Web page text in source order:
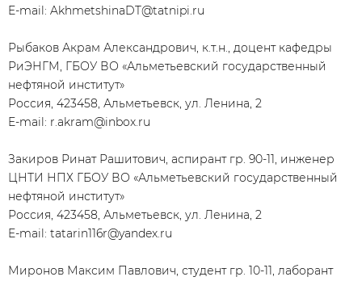
E-mail: AkhmetshinaDT@tatnipi.ru
Рыбаков Акрам Александрович, к.т.н., доцент кафедры
РиЭНГМ, ГБОУ ВО «Альметьевский государственный
нефтяной институт»
Россия, 423458, Альметьевск, ул. Ленина, 2
E-mail: r.akram@inbox.ru
Закиров Ринат Рашитович, аспирант гр. 90-11, инженер
ЦНТИ НПХ ГБОУ ВО «Альметьевский государственный
нефтяной институт»
Россия, 423458, Альметьевск, ул. Ленина, 2
E-mail: tatarin116r@yandex.ru
Миронов Максим Павлович, студент гр. 10-11, лаборант